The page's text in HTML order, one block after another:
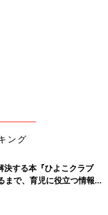
けでしょ？』
すゥ～～～～～～同人
がキュウキュウするん
ング
決する本『ひよこクラブ
で、育児に役立つ情報が